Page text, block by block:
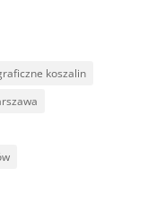
koszalin